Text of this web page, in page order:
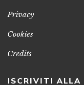
Privacy
Cookies
Credits
ISCRIVITI ALLA